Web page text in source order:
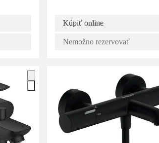
Kúpiť online
Nemožno rezervovať